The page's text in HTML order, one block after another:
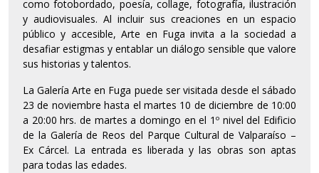
como fotobordado, poesía, collage, fotografía, ilustración
y audiovisuales. Al incluir sus creaciones en un espacio
público y accesible, Arte en Fuga invita a la sociedad a
desafiar estigmas y entablar un diálogo sensible que valore
sus historias y talentos.
La Galería Arte en Fuga puede ser visitada desde el sábado
23 de noviembre hasta el martes 10 de diciembre de 10:00
a 20:00 hrs. de martes a domingo en el 1º nivel del Edificio
de la Galería de Reos del Parque Cultural de Valparaíso –
Ex Cárcel. La entrada es liberada y las obras son aptas
para todas las edades.